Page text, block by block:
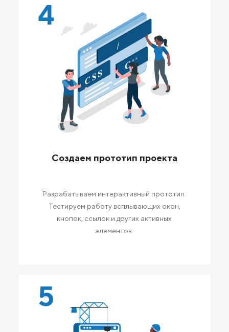
4
Создаем прототип проекта
Разрабатываем интерактивный прототип.
Тестируем работу всплывающих окон,
кнопок, ссылок и других активных
элементов.
5